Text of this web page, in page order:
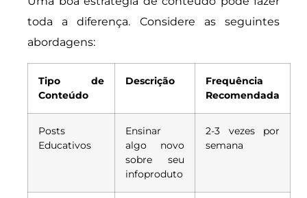
toda a diferença. Considere as seguintes
abordagens:
Tipo de
Conteúdo
Descrição
Frequência
Recomendada
Posts
Educativos
Ensinar
algo novo
sobre seu
infoproduto
2-3 vezes por
semana